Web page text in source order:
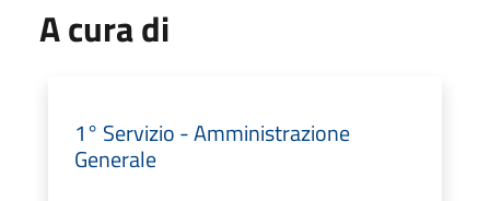
A cura di
1° Servizio - Amministrazione
Generale